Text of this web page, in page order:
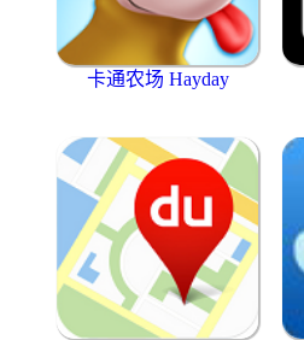
卡通农场 Hayday